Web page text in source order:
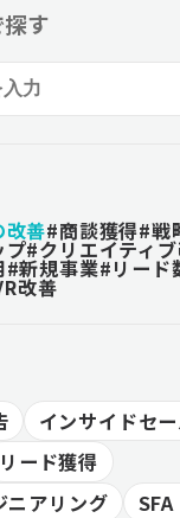
す
善#商談獲得#戦
プ#クリエイティ
#新規事業#リード
改善
インサイドセ
リード獲得
ニアリング
SFA